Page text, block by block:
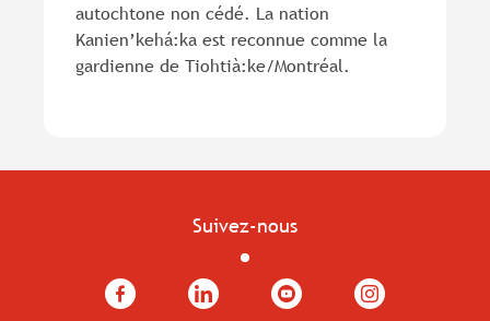
autochtone non cédé. La nation
Kanien’kehá:ka est reconnue comme la
gardienne de Tiohtià:ke/Montréal.
Suivez-nous
Facebook LinkedIn YouTube Instagram